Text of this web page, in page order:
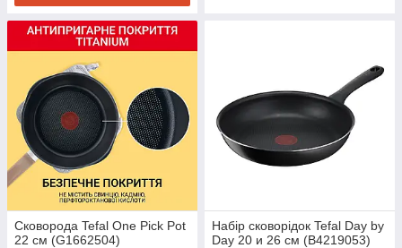
Сковорода Tefal One Pick Pot
22 см (G1662504)
Набір сковорідок Tefal Day by
Day 20 и 26 см (B4219053)